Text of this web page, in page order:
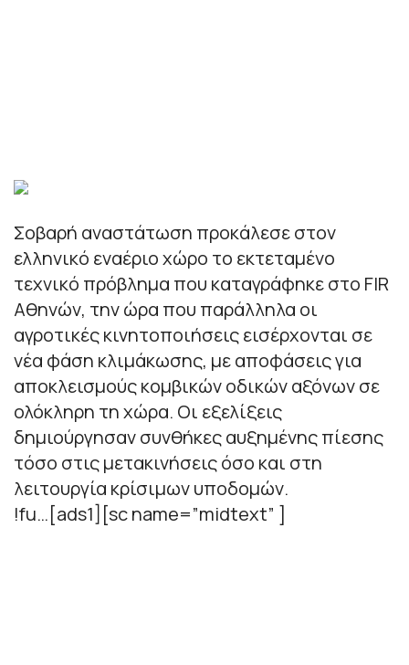
Σοβαρή αναστάτωση προκάλεσε στον
ελληνικό εναέριο χώρο το εκτεταμένο
τεχνικό πρόβλημα που καταγράφηκε στο FIR
Αθηνών, την ώρα που παράλληλα οι
αγροτικές κινητοποιήσεις εισέρχονται σε
νέα φάση κλιμάκωσης, με αποφάσεις για
αποκλεισμούς κομβικών οδικών αξόνων σε
ολόκληρη τη χώρα. Οι εξελίξεις
δημιούργησαν συνθήκες αυξημένης πίεσης
τόσο στις μετακινήσεις όσο και στη
λειτουργία κρίσιμων υποδομών.
!fu…[ads1][sc name=”midtext” ]